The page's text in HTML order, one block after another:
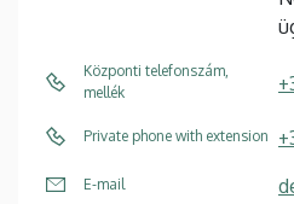
Központi telefonszám,
mellék
Private phone with extension
E-mail